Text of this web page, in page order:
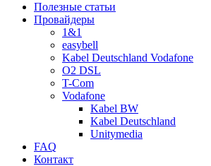
Полезные статьи
Провайдеры
1&1
easybell
Kabel Deutschland Vodafone
O2 DSL
T-Com
Vodafone
Kabel BW
Kabel Deutschland
Unitymedia
FAQ
Контакт